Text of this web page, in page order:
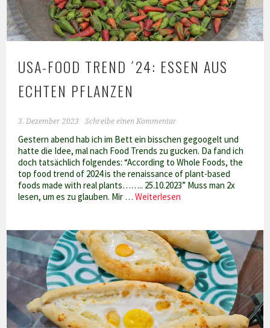
USA-FOOD TREND ´24: ESSEN AUS
ECHTEN PFLANZEN
3. Dezember 2023 Schreibe einen Kommentar
Gestern abend hab ich im Bett ein bisschen gegoogelt und
hatte die Idee, mal nach Food Trends zu gucken. Da fand ich
doch tatsächlich folgendes: “According to Whole Foods, the
top food trend of 2024 is the renaissance of plant-based
foods made with real plants…….. 25.10.2023” Muss man 2x
lesen, um es zu glauben. Mir …Weiterlesen
´24:
Essen
aus
echten
Pflanzen